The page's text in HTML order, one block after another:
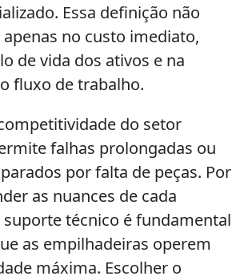
Essa definição não
apenas no custo imediato,
de vida dos ativos e na
fluxo de trabalho.
do setor
falhas prolongadas ou
por falta de peças. Por
as nuances de cada
técnico é fundamental
as empilhadeiras operem
máxima. Escolher o